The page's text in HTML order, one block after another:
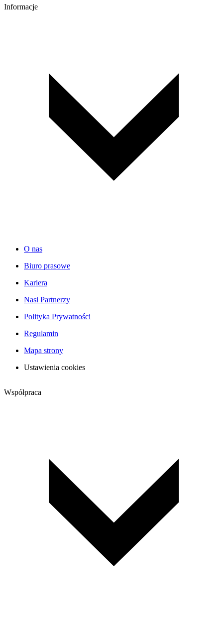
Informacje
O nas
Biuro prasowe
Kariera
Nasi Partnerzy
Polityka Prywatności
Regulamin
Mapa strony
Ustawienia cookies
Współpraca